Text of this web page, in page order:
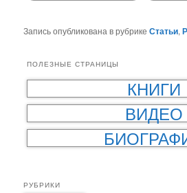
Запись опубликована в рубрикеСтатьи,
ПОЛЕЗНЫЕ СТРАНИЦЫ
КНИГИ
ВИДЕО
РУБРИКИ